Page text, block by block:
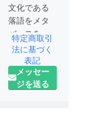
文化である
落語をメタ
バースを
使って広め
る活動をし
ています。
特定商取引
法に基づく
表記
メッセー
ジを送る